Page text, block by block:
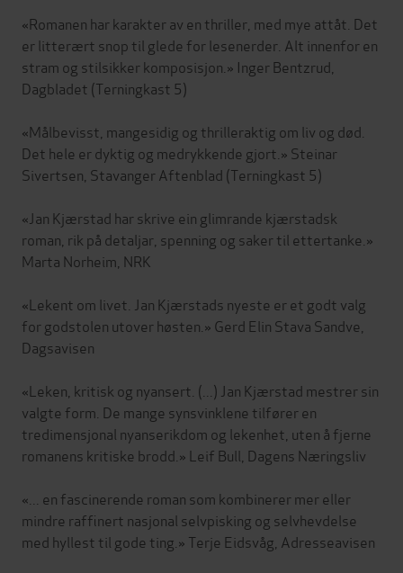
«Romanen har karakter av en thriller, med mye attåt. Det
er litterært snop til glede for lesenerder. Alt innenfor en
stram og stilsikker komposisjon.» Inger Bentzrud,
Dagbladet (Terningkast 5)
«Målbevisst, mangesidig og thrilleraktig om liv og død.
Det hele er dyktig og medrykkende gjort.» Steinar
Sivertsen, Stavanger Aftenblad (Terningkast 5)
«Jan Kjærstad har skrive ein glimrande kjærstadsk
roman, rik på detaljar, spenning og saker til ettertanke.»
Marta Norheim, NRK
«Lekent om livet. Jan Kjærstads nyeste er et godt valg
for godstolen utover høsten.» Gerd Elin Stava Sandve,
Dagsavisen
«Leken, kritisk og nyansert. (...) Jan Kjærstad mestrer sin
valgte form. De mange synsvinklene tilfører en
tredimensjonal nyanserikdom og lekenhet, uten å fjerne
romanens kritiske brodd.» Leif Bull, Dagens Næringsliv
«... en fascinerende roman som kombinerer mer eller
mindre raffinert nasjonal selvpisking og selvhevdelse
med hyllest til gode ting.» Terje Eidsvåg, Adresseavisen